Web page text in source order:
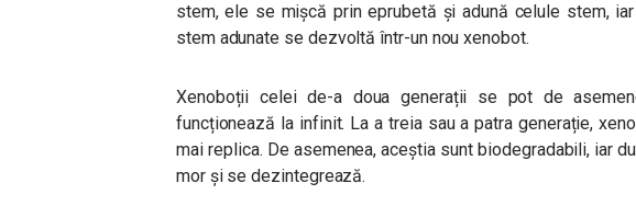
stem, ele se mișcă prin eprubetă și adună celule stem,
stem adunate se dezvoltă într-un nou xenobot.
Xenoboții celei de-a doua generații se pot de
funcționează la infinit. La a treia sau a patra generație,
mai replica. De asemenea, aceștia sunt biodegradabili, iar
mor și se dezintegrează.